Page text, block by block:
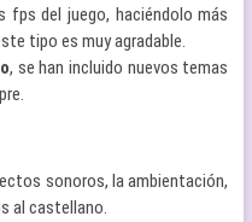
fps del juego, haciéndolo más
tipo es muy agradable.
, se han incluido nuevos temas
sonoros, la ambientación,
al castellano.